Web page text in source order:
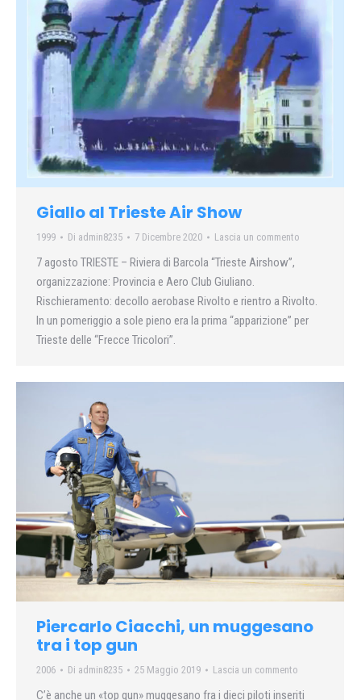
Giallo al Trieste Air Show
1999 Di admin8235 7 Dicembre 2020 Lascia un commento
7 agosto TRIESTE – Riviera di Barcola “Trieste Airshow”,
organizzazione: Provincia e Aero Club Giuliano.
Rischieramento: decollo aerobase Rivolto e rientro a Rivolto.
In un pomeriggio a sole pieno era la prima “apparizione” per
Trieste delle “Frecce Tricolori”.
Piercarlo Ciacchi, un muggesano
tra i top gun
2006 Di admin8235 25 Maggio 2019 Lascia un commento
C’è anche un «top gun» muggesano fra i dieci piloti inseriti